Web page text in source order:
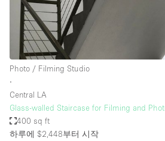
Photo / Filming Studio
∙
Central LA
Glass-walled Staircase for Filming and
400 sq ft
하루에 $2,448부터 시작